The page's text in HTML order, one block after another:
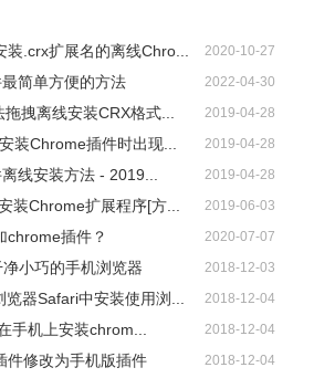
.crx扩展名的离线Chro... 2020-10-27
简单方便的方法 2022-04-30
拽离线安装CRX格式... 2019-04-28
装Chrome插件时出现... 2019-04-28
线安装方法 - 2019... 2019-04-28
装Chrome扩展程序[方... 2019-06-03
chrome插件？ 2020-07-07
小巧的手机浏览器 2018-12-03
器Safari中安装使用浏... 2018-12-04
手机上安装chrom... 2018-12-04
件修改为手机版插件 2018-12-04